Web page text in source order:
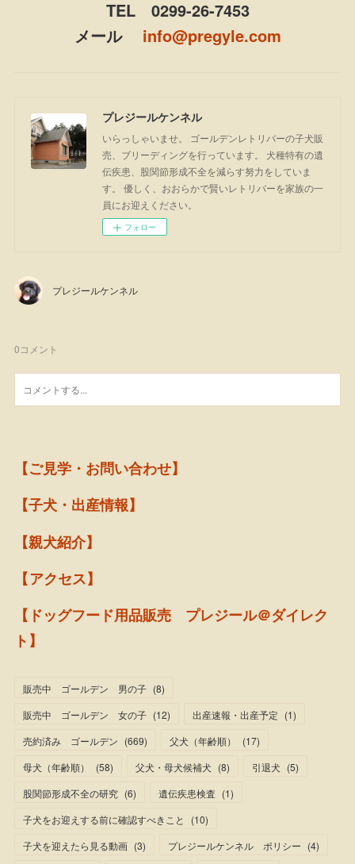
TEL 0299-26-7453
メール info@pregyle.com
プレジールケンネル
いらっしゃいませ。 ゴールデンレトリバーの子犬販
売、ブリーディングを行っています。 犬種特有の遺
伝疾患、股関節形成不全を減らす努力をしていま
す。 優しく、おおらかで賢いレトリバーを家族の一
員にお迎えください。
フォロー
プレジールケンネル
0コメント
【ご見学・お問い合わせ】
【子犬・出産情報】
【親犬紹介】
【アクセス】
【ドッグフード用品販売 プレジール＠ダイレク
ト】
販売中 ゴールデン 男の子 (8)
販売中 ゴールデン 女の子 (12) 出産速報・出産予定 (1)
売約済み ゴールデン (669) 父犬（年齢順） (17)
母犬（年齢順）
(58) 父犬・母犬候補犬 (8) 引退犬 (5)
股関節形成不全の研究 (6) 遺伝疾患検査 (1)
子犬をお迎えする前に確認すべきこと
(10)
子犬を迎えたら見る動画 (3) プレジールケンネル ポリシー (4)